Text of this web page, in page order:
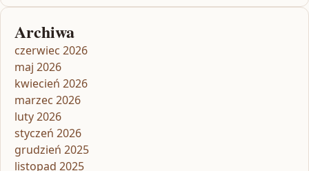
Archiwa
czerwiec 2026
maj 2026
kwiecień 2026
marzec 2026
luty 2026
styczeń 2026
grudzień 2025
listopad 2025